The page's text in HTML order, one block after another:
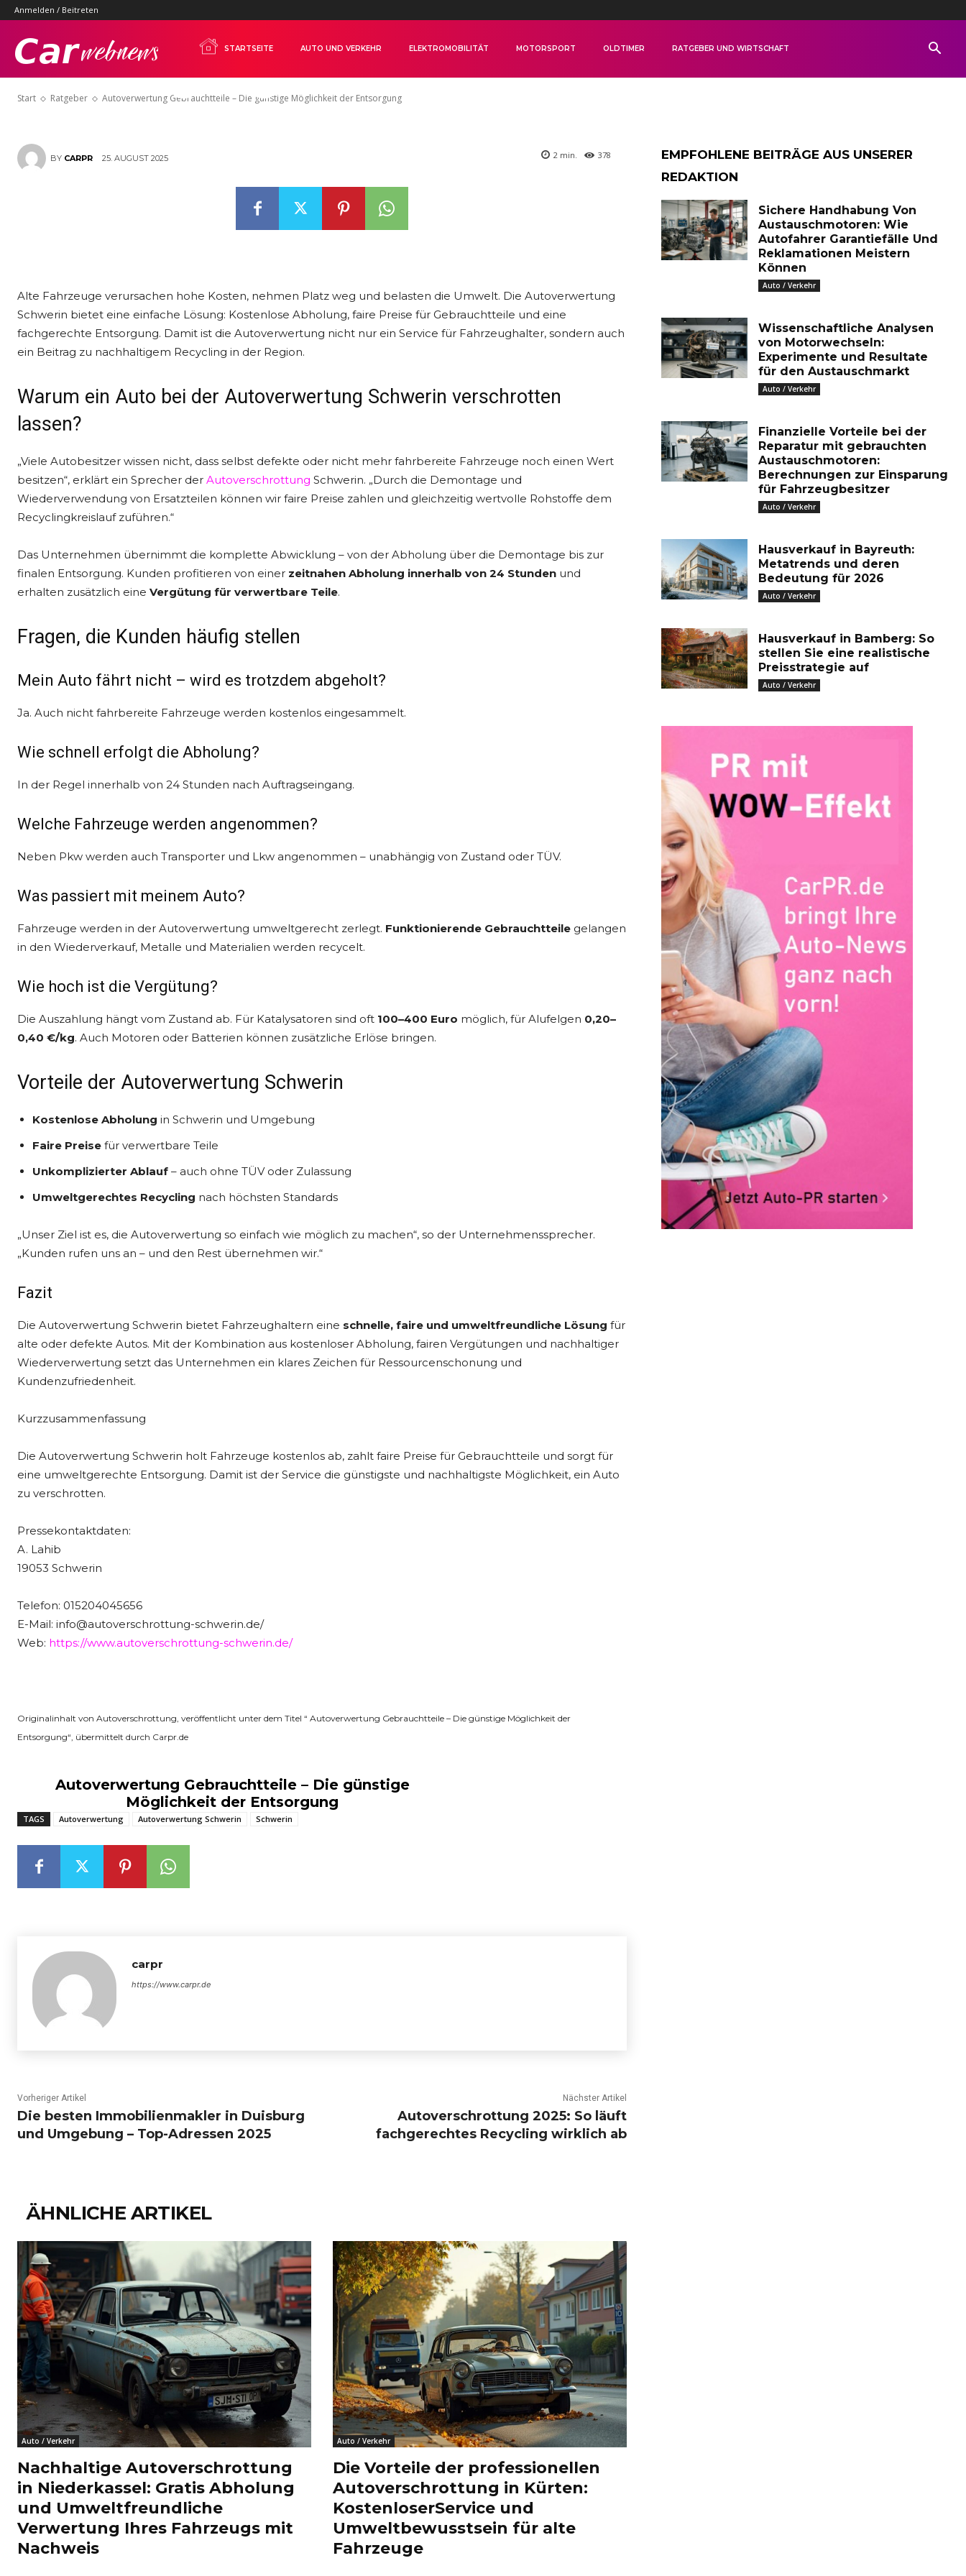
Anmelden / Beitreten
Carwebnews.comSTARTSEITE AUTO UND VERKEHR ELEKTROMOBILITÄT MOTORSPORT OLDTIMER RATGEBER UND WIRTSCHAFT
Start Ratgeber Autoverwertung Gebrauchtteile – Die günstige Möglichkeit der Entsorgung
Die günstige Möglichkeit der
Entsorgung
BY CARPR 25. AUGUST 2025 378
2 min.
Alte Fahrzeuge verursachen hohe Kosten, nehmen Platz weg und belasten die Umwelt. Die Autoverwertung
Schwerin bietet eine einfache Lösung: Kostenlose Abholung, faire Preise für Gebrauchtteile und eine
fachgerechte Entsorgung. Damit ist die Autoverwertung nicht nur ein Service für Fahrzeughalter, sondern auch
ein Beitrag zu nachhaltigem Recycling in der Region.
Warum ein Auto bei der Autoverwertung Schwerin verschrotten
lassen?
„Viele Autobesitzer wissen nicht, dass selbst defekte oder nicht mehr fahrbereite Fahrzeuge noch einen Wert
besitzen“, erklärt ein Sprecher der Autoverschrottung Schwerin. „Durch die Demontage und
Wiederverwendung von Ersatzteilen können wir faire Preise zahlen und gleichzeitig wertvolle Rohstoffe dem
Recyclingkreislauf zuführen.“
Das Unternehmen übernimmt die komplette Abwicklung – von der Abholung über die Demontage bis zur
finalen Entsorgung. Kunden profitieren von einer zeitnahen Abholung innerhalb von 24 Stunden und
erhalten zusätzlich eine Vergütung für verwertbare Teile.
Fragen, die Kunden häufig stellen
Mein Auto fährt nicht – wird es trotzdem abgeholt?
Ja. Auch nicht fahrbereite Fahrzeuge werden kostenlos eingesammelt.
Wie schnell erfolgt die Abholung?
In der Regel innerhalb von 24 Stunden nach Auftragseingang.
Welche Fahrzeuge werden angenommen?
Neben Pkw werden auch Transporter und Lkw angenommen – unabhängig von Zustand oder TÜV.
Was passiert mit meinem Auto?
Fahrzeuge werden in der Autoverwertung umweltgerecht zerlegt. Funktionierende Gebrauchtteile gelangen
in den Wiederverkauf, Metalle und Materialien werden recycelt.
Wie hoch ist die Vergütung?
Die Auszahlung hängt vom Zustand ab. Für Katalysatoren sind oft 100–400 Euro möglich, für Alufelgen 0,20–
0,40 €/kg. Auch Motoren oder Batterien können zusätzliche Erlöse bringen.
Vorteile der Autoverwertung Schwerin
Kostenlose Abholung in Schwerin und Umgebung
Faire Preise für verwertbare Teile
Unkomplizierter Ablauf – auch ohne TÜV oder Zulassung
Umweltgerechtes Recycling nach höchsten Standards
„Unser Ziel ist es, die Autoverwertung so einfach wie möglich zu machen“, so der Unternehmenssprecher.
„Kunden rufen uns an – und den Rest übernehmen wir.“
Fazit
Die Autoverwertung Schwerin bietet Fahrzeughaltern eine schnelle, faire und umweltfreundliche Lösung für
alte oder defekte Autos. Mit der Kombination aus kostenloser Abholung, fairen Vergütungen und nachhaltiger
Wiederverwertung setzt das Unternehmen ein klares Zeichen für Ressourcenschonung und
Kundenzufriedenheit.
Kurzzusammenfassung
Die Autoverwertung Schwerin holt Fahrzeuge kostenlos ab, zahlt faire Preise für Gebrauchtteile und sorgt für
eine umweltgerechte Entsorgung. Damit ist der Service die günstigste und nachhaltigste Möglichkeit, ein Auto
zu verschrotten.
Pressekontaktdaten:
A. Lahib
19053 Schwerin
Telefon: 015204045656
E-Mail: info@autoverschrottung-schwerin.de/
Web: https://www.autoverschrottung-schwerin.de/
Originalinhalt von Autoverschrottung, veröffentlicht unter dem Titel “ Autoverwertung Gebrauchtteile – Die günstige Möglichkeit der
Entsorgung“, übermittelt durch Carpr.de
Autoverwertung Gebrauchtteile – Die günstige
Möglichkeit der Entsorgung
TAGS Autoverwertung Autoverwertung Schwerin Schwerin
carpr
https://www.carpr.de
Vorheriger Artikel
Die besten Immobilienmakler in Duisburg
und Umgebung – Top-Adressen 2025
Nächster Artikel
Autoverschrottung 2025: So läuft
fachgerechtes Recycling wirklich ab
ÄHNLICHE ARTIKEL
Auto / Verkehr
Nachhaltige Autoverschrottung
in Niederkassel: Gratis Abholung
und Umweltfreundliche
Verwertung Ihres Fahrzeugs mit
Nachweis
Auto / Verkehr
Die Vorteile der professionellen
Autoverschrottung in Kürten:
KostenloserService und
Umweltbewusstsein für alte
Fahrzeuge
EMPFOHLENE BEITRÄGE AUS UNSERER
REDAKTION
Sichere Handhabung Von
Austauschmotoren: Wie
Autofahrer Garantiefälle Und
Reklamationen Meistern
Können
Auto / Verkehr
Wissenschaftliche Analysen
von Motorwechseln:
Experimente und Resultate
für den Austauschmarkt
Auto / Verkehr
Finanzielle Vorteile bei der
Reparatur mit gebrauchten
Austauschmotoren:
Berechnungen zur Einsparung
für Fahrzeugbesitzer
Auto / Verkehr
Hausverkauf in Bayreuth:
Metatrends und deren
Bedeutung für 2026
Auto / Verkehr
Hausverkauf in Bamberg: So
stellen Sie eine realistische
Preisstrategie auf
Auto / Verkehr